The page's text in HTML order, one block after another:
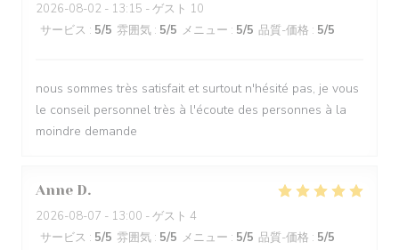
2026-08-02 - 13:15 - ゲスト 10
サービス : 5/5 雰囲気 : 5/5 メニュー : 5/5 品質-価格 : 5/5
nous sommes très satisfait et surtout n'hésité pas, je vous
le conseil personnel très à l'écoute des personnes à la
moindre demande
Anne D
2026-08-07 - 13:00 - ゲスト 4
サービス : 5/5 雰囲気 : 5/5 メニュー : 5/5 品質-価格 : 5/5